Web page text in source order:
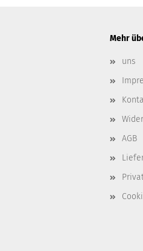
Mehr
uns
AGB